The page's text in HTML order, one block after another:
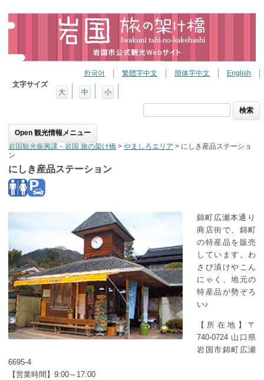
English
簡体字中文
繁體字中文
한국어
文字サイズ
小
中
大
検
Skip to content
岩国観光振興課－岩国 旅の架け橋 > やましろエリア > にしき産品ステーショ
ン
にしき産品ステーション
錦町広瀬本通り
商店街で、錦町
の特産品を販売
しています。わ
さび漬けやこん
にゃく、地元の
特産品が勢ぞろ
い♪
【所在地】〒
740-0724 山口県
岩国市錦町広瀬
6695‐4
【営業時間】9:00～17:00